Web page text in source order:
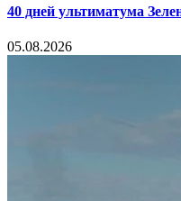
40 дней ультиматума
05.08.2026